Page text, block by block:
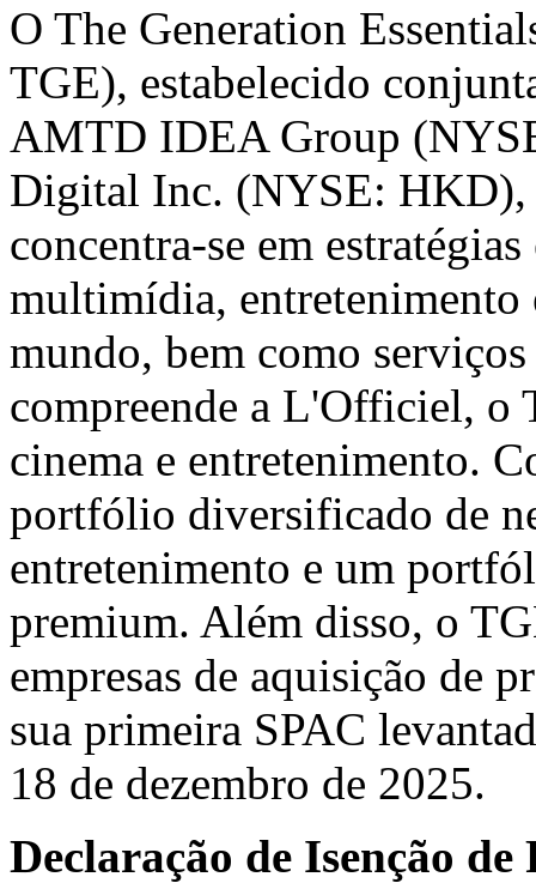
O The Generation
TGE), estabelecido
AMTD IDEA Group
Digital Inc. (NYSE: HKD),
concentra-se em
multimídia, entretenimento
mundo, bem como
compreende a L'Officiel, o
cinema e entretenimento.
portfólio diversificado de
entretenimento e um
premium. Além disso, o
empresas de aquisição de
sua primeira SPAC
18 de dezembro de 2025.
Declaração de Isenção